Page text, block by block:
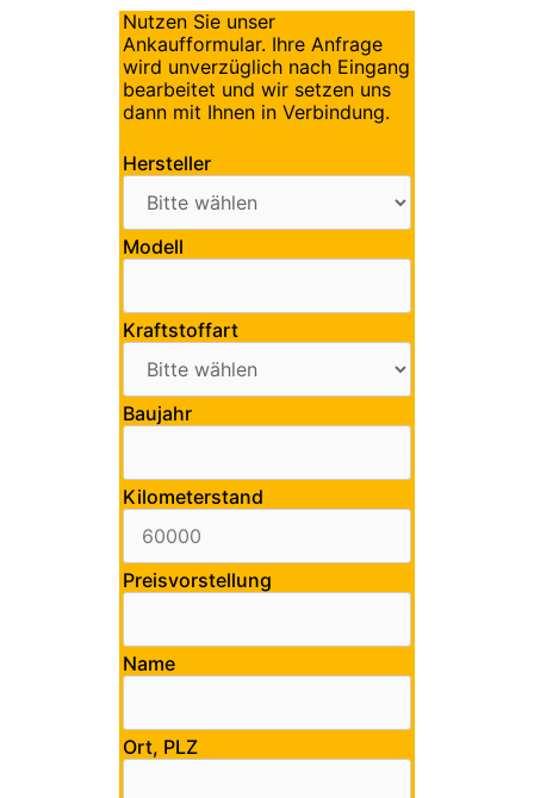
Nutzen Sie unser
Ankaufformular. Ihre Anfrage
wird unverzüglich nach Eingang
bearbeitet und wir setzen uns
dann mit Ihnen in Verbindung.
Hersteller
Modell
Kraftstoffart
Baujahr
Kilometerstand
Preisvorstellung
Name
Ort, PLZ